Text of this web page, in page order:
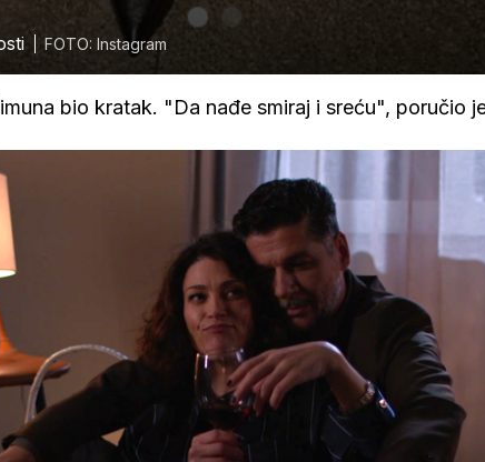
FOTO: Instagram
bio kratak. "Da nađe smiraj i sreću", poručio